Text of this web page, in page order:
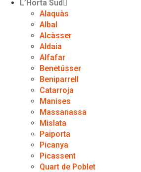
L’Horta Sud
Alaquàs
Albal
Alcàsser
Aldaia
Alfafar
Benetússer
Beniparrell
Catarroja
Manises
Massanassa
Mislata
Paiporta
Picanya
Picassent
Quart de Poblet